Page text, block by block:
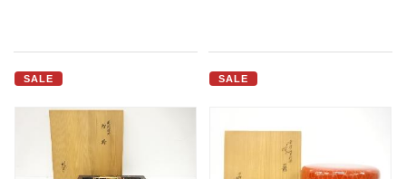
SALE SALE